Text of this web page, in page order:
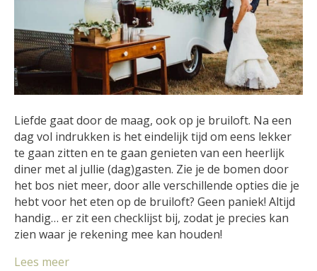
Liefde gaat door de maag, ook op je bruiloft. Na een
dag vol indrukken is het eindelijk tijd om eens lekker
te gaan zitten en te gaan genieten van een heerlijk
diner met al jullie (dag)gasten. Zie je de bomen door
het bos niet meer, door alle verschillende opties die je
hebt voor het eten op de bruiloft? Geen paniek! Altijd
handig… er zit een checklijst bij, zodat je precies kan
zien waar je rekening mee kan houden!
Lees meer